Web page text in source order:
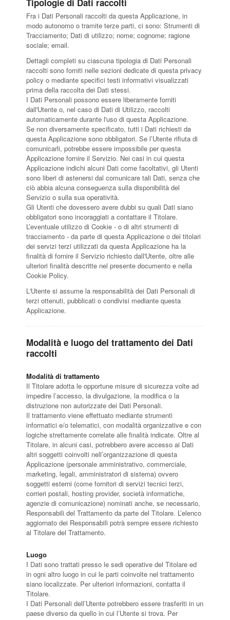
Tipologie di Dati raccolti
Fra i Dati Personali raccolti da questa Applicazione, in
modo autonomo o tramite terze parti, ci sono: Strumenti di
Tracciamento; Dati di utilizzo; nome; cognome; ragione
sociale; email.
Dettagli completi su ciascuna tipologia di Dati Personali
raccolti sono forniti nelle sezioni dedicate di questa privacy
policy o mediante specifici testi informativi visualizzati
prima della raccolta dei Dati stessi.
I Dati Personali possono essere liberamente forniti
dall'Utente o, nel caso di Dati di Utilizzo, raccolti
automaticamente durante l'uso di questa Applicazione.
Se non diversamente specificato, tutti i Dati richiesti da
questa Applicazione sono obbligatori. Se l’Utente rifiuta di
comunicarli, potrebbe essere impossibile per questa
Applicazione fornire il Servizio. Nei casi in cui questa
Applicazione indichi alcuni Dati come facoltativi, gli Utenti
sono liberi di astenersi dal comunicare tali Dati, senza che
ciò abbia alcuna conseguenza sulla disponibilità del
Servizio o sulla sua operatività.
Gli Utenti che dovessero avere dubbi su quali Dati siano
obbligatori sono incoraggiati a contattare il Titolare.
L’eventuale utilizzo di Cookie - o di altri strumenti di
tracciamento - da parte di questa Applicazione o dei titolari
dei servizi terzi utilizzati da questa Applicazione ha la
finalità di fornire il Servizio richiesto dall'Utente, oltre alle
ulteriori finalità descritte nel presente documento e nella
Cookie Policy.
L'Utente si assume la responsabilità dei Dati Personali di
terzi ottenuti, pubblicati o condivisi mediante questa
Applicazione.
Modalità e luogo del trattamento dei Dati
raccolti
Modalità di trattamento
Il Titolare adotta le opportune misure di sicurezza volte ad
impedire l’accesso, la divulgazione, la modifica o la
distruzione non autorizzate dei Dati Personali.
Il trattamento viene effettuato mediante strumenti
informatici e/o telematici, con modalità organizzative e con
logiche strettamente correlate alle finalità indicate. Oltre al
Titolare, in alcuni casi, potrebbero avere accesso ai Dati
altri soggetti coinvolti nell’organizzazione di questa
Applicazione (personale amministrativo, commerciale,
marketing, legali, amministratori di sistema) ovvero
soggetti esterni (come fornitori di servizi tecnici terzi,
corrieri postali, hosting provider, società informatiche,
agenzie di comunicazione) nominati anche, se necessario,
Responsabili del Trattamento da parte del Titolare. L’elenco
aggiornato dei Responsabili potrà sempre essere richiesto
al Titolare del Trattamento.
Luogo
I Dati sono trattati presso le sedi operative del Titolare ed
in ogni altro luogo in cui le parti coinvolte nel trattamento
siano localizzate. Per ulteriori informazioni, contatta il
Titolare.
I Dati Personali dell’Utente potrebbero essere trasferiti in un
paese diverso da quello in cui l’Utente si trova. Per